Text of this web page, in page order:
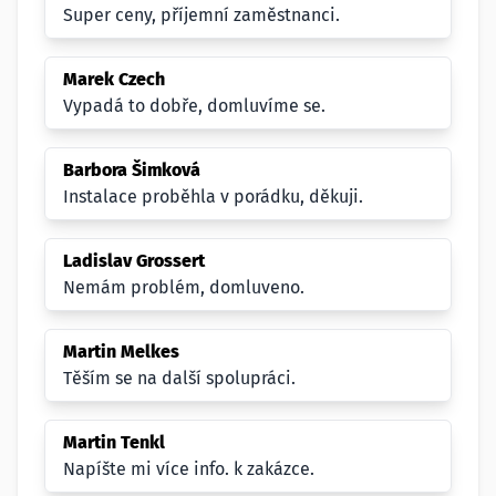
Super ceny, příjemní zaměstnanci.
Marek Czech
Vypadá to dobře, domluvíme se.
Barbora Šimková
Instalace proběhla v porádku, děkuji.
Ladislav Grossert
Nemám problém, domluveno.
Martin Melkes
Těším se na další spolupráci.
Martin Tenkl
Napíšte mi více info. k zakázce.